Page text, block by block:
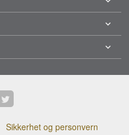
Sikkerhet og personvern